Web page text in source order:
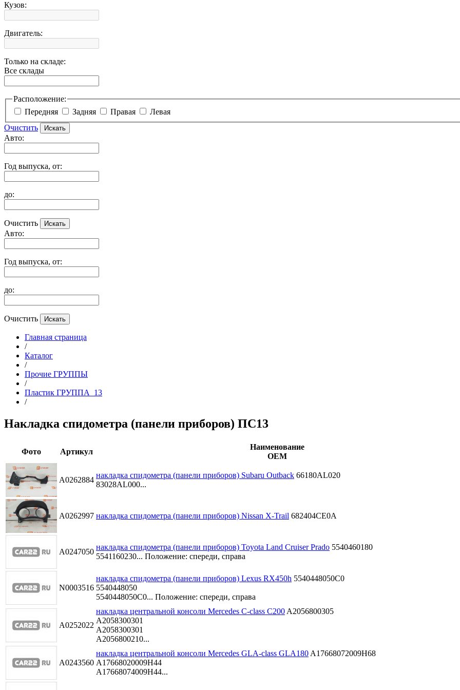
Кузов:
Двигатель:
Только на складе:
Все склады
Расположение:
Передняя
Задняя Правая
Левая
Очистить
Авто:
Год выпуска, от:
до:
Очистить
Авто:
Год выпуска, от:
до:
Очистить
Главная страница
/
Каталог
/
Прочие ГРУППЫ
/
Пластик ГРУППА_13
/
Накладка спидометра (панели приборов) ПС13
Фото Артикул
Наименование
ОЕМ
A0262884
накладка спидометра (панели приборов) Subaru Outback 66180AL020
83028AL000...
A0262997 накладка спидометра (панели приборов) Nissan X-Trail 682404CE0A
A0247050
накладка спидометра (панели приборов) Toyota Land Cruiser Prado 5540460180
5541160230... Положение: спереди, справа
N0003516
накладка спидометра (панели приборов) Lexus RX450h 5540448050C0
5540448050
5540448050C0... Положение: спереди, справа
A0252022
накладка центральной консоли Mercedes C-class C200 A2056800305
A2058300301
A2058300301
A2056800210...
A0243560
накладка центральной консоли Mercedes GLA-class GLA180 A17668072009H68
A17668020009H44
A17668074009H44...